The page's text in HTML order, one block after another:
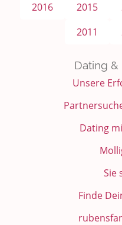
2016
2015
2011
Dating &
Unsere
Dating
Sie
Finde